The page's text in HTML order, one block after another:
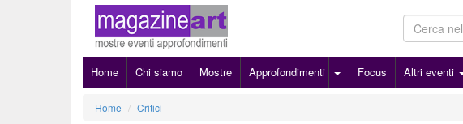
Home Chi siamo Mostre Approfondimenti Focus Altri eventi
Home Critici